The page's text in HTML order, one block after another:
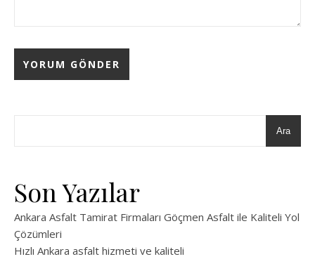
Ara
Son Yazılar
Ankara Asfalt Tamirat Firmaları Göçmen Asfalt ile Kaliteli Yol
Çözümleri
Hızlı Ankara asfalt hizmeti ve kaliteli